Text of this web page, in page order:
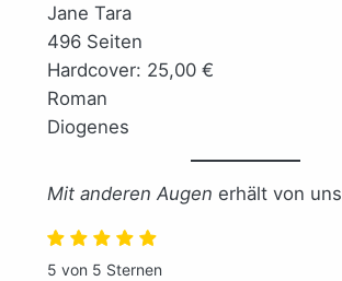
Jane Tara
496 Seiten
Hardcover: 25,00 €
Roman
Diogenes
Mit anderen Augen erhält von uns
5 von 5 Sternen